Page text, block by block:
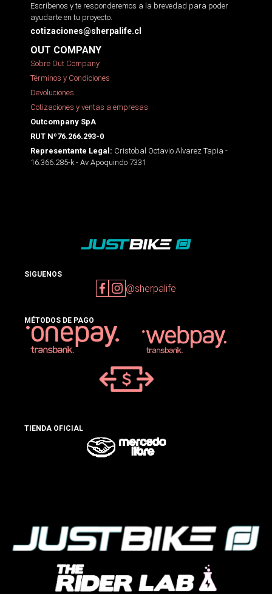
Escríbenos y te responderemos a la brevedad para poder
ayudarte en tu proyecto.
cotizaciones@sherpalife.cl
OUT COMPANY
Sobre Out Company
Términos y Condiciones
Devoluciones
Cotizaciones y ventas a empresas
Outcompany SpA
RUT Nº76.266.293-0
Representante Legal: Cristobal Octavio Alvarez Tapia -
16.366.285-k - Av Apoquindo 7331
SIGUENOS
@sherpalife
MÉTODOS DE PAGO
TIENDA OFICIAL